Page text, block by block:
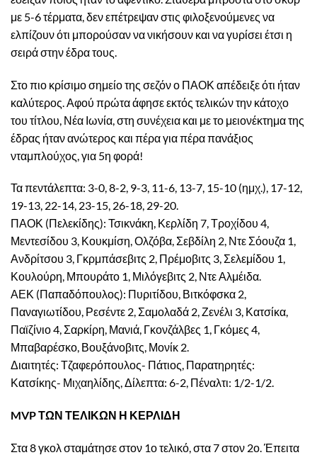
με 5-6 τέρματα, δεν επέτρεψαν στις φιλοξενούμενες να
ελπίζουν ότι μπορούσαν να νικήσουν και να γυρίσει έτσι η
σειρά στην έδρα τους.
Στο πιο κρίσιμο σημείο της σεζόν ο ΠΑΟΚ απέδειξε ότι ήταν
καλύτερος. Αφού πρώτα άφησε εκτός τελικών την κάτοχο
του τίτλου, Νέα Ιωνία, στη συνέχεια και με το μειονέκτημα της
έδρας ήταν ανώτερος και πέρα για πέρα πανάξιος
νταμπλούχος, για 5η φορά!
Τα πεντάλεπτα: 3-0, 8-2, 9-3, 11-6, 13-7, 15-10 (ημχ.), 17-12,
19-13, 22-14, 23-15, 26-18, 29-20.
ΠΑΟΚ (Πελεκίδης): Τσικνάκη, Κερλίδη 7, Τροχίδου 4,
Μεντεσίδου 3, Κουκμίση, Ολζόβα, Σεβδίλη 2, Ντε Σόουζα 1,
Ανδρίτσου 3, Γκρμπάσεβιτς 2, Πρέμοβιτς 3, Σελεμίδου 1,
Κουλούρη, Μπουράτο 1, Μιλόγεβιτς 2, Ντε Αλμέιδα.
ΑΕΚ (Παπαδόπουλος): Πυριτίδου, Βιτκόφσκα 2,
Παναγιωτίδου, Ρεσέντε 2, Σαμολαδά 2, Ζενέλι 3, Κατσίκα,
Παϊζίνιο 4, Σαρκίρη, Μανιά, Γκονζάλβες 1, Γκόμες 4,
Μπαβαρέσκο, Βουξάνοβιτς, Μονίκ 2.
Διαιτητές: Τζαφερόπουλος- Πάτιος, Παρατηρητές:
Κατσίκης- Μιχαηλίδης, Δίλεπτα: 6-2, Πέναλτι: 1/2-1/2.
MVP ΤΩΝ ΤΕΛΙΚΩΝ Η ΚΕΡΛΙΔΗ
Στα 8 γκολ σταμάτησε στον 1ο τελικό, στα 7 στον 2ο. Έπειτα